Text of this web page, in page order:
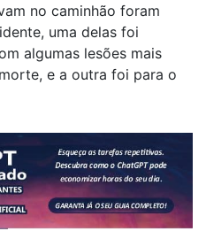
no caminhão foram
uma delas foi
algumas lesões mais
e a outra foi para o